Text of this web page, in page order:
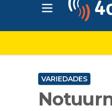
Abrir menu
VARIEDADES